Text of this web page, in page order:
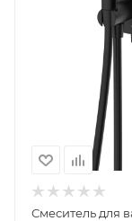
Смеситель для